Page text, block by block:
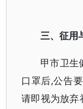
三、征用
甲市卫生
口罩后,公告
请即视为放弃